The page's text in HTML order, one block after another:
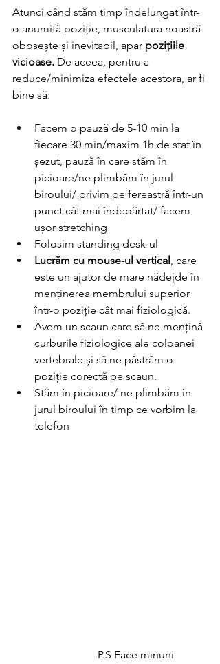
Atunci când stăm timp îndelungat într-
o anumită poziție, musculatura noastră
obosește și inevitabil, apar pozițiile
vicioase. De aceea, pentru a
reduce/minimiza efectele acestora, ar fi
bine să:
Facem o pauză de 5-10 min la
fiecare 30 min/maxim 1h de stat în
șezut, pauză în care stăm în
picioare/ne plimbăm în jurul
biroului/ privim pe fereastră într-un
punct cât mai îndepărtat/ facem
ușor stretching
Folosim standing desk-ul
Lucrăm cu mouse-ul vertical , care
este un ajutor de mare nădejde în
menținerea membrului superior
într-o poziție cât mai fiziologică.
Avem un scaun care să ne mențină
curburile fiziologice ale coloanei
vertebrale și să ne păstrăm o
poziție corectă pe scaun.
Stăm în picioare/ ne plimbăm în
jurul biroului în timp ce vorbim la
telefon